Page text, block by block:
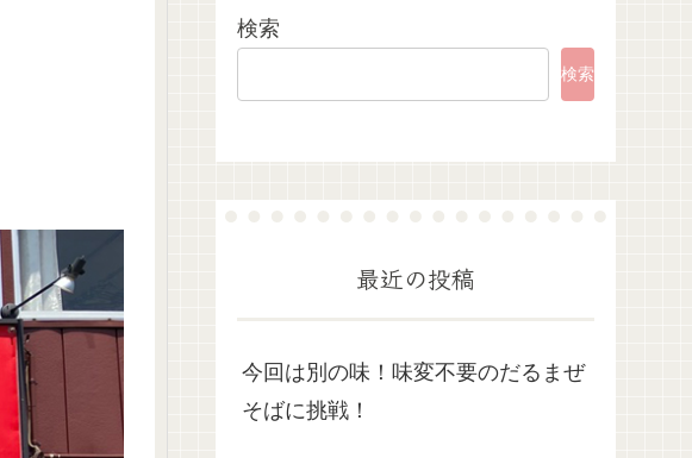
検索
検索
最近の投稿
今回は別の味！味変不要のだるまぜ
そばに挑戦！